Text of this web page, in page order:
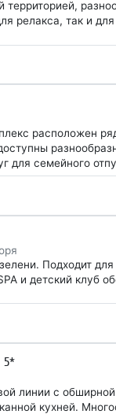
территорией,
релакса, так и
расположен
для семейного
Подходит
и детский клуб
5*
линии с
кухней.